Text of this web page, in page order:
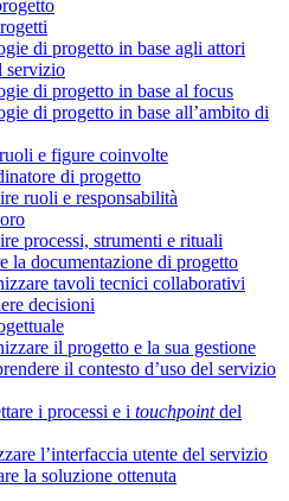
di progetto in base agli attori
servizio
di progetto in base al focus
di progetto in base all’ambito di
e figure coinvolte
di progetto
ruoli e responsabilità
processi, strumenti e rituali
la documentazione di progetto
tavoli tecnici collaborativi
decisioni
il progetto e la sua gestione
il contesto d’uso del servizio
i processi e i touchpointdel
l’interfaccia utente del servizio
la soluzione ottenuta